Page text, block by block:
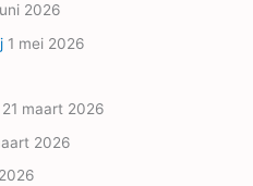
2026
1 mei 2026
21 maart 2026
2026